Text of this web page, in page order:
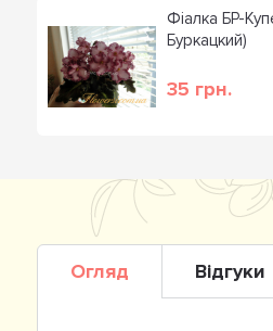
Фіалка БР-
Буркацкий)
35 грн.
Огляд Відгуки